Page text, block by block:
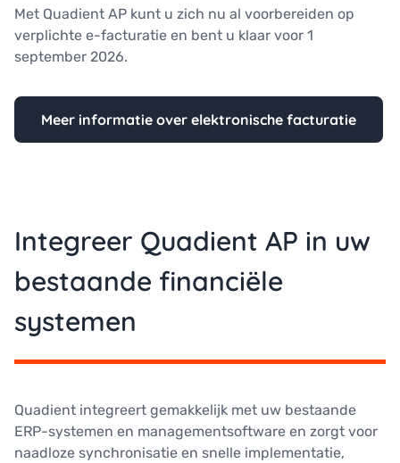
Met Quadient AP kunt u zich nu al voorbereiden op
verplichte e-facturatie en bent u klaar voor 1
september 2026.
Meer informatie over elektronische facturatie
Integreer Quadient AP in uw
bestaande financiële
systemen
Quadient integreert gemakkelijk met uw bestaande
ERP-systemen en managementsoftware en zorgt voor
naadloze synchronisatie en snelle implementatie,